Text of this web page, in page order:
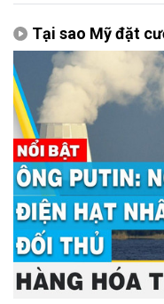
Tại sao Mỹ đặt